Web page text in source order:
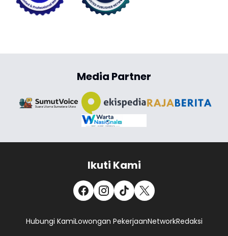
Media Partner
Ikuti Kami
Hubungi KamiLowongan PekerjaanNetworkRedaksi